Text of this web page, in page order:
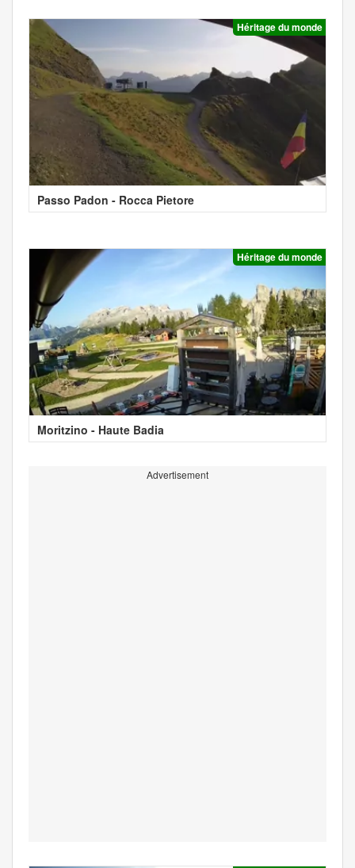
Héritage du monde
Passo Padon - Rocca Pietore
Héritage du monde
Moritzino - Haute Badia
Advertisement